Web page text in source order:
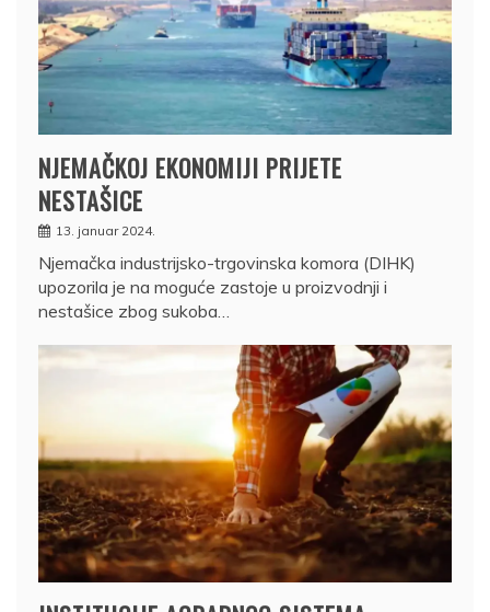
NJEMAČKOJ EKONOMIJI PRIJETE
NESTAŠICE
13. januar 2024.
Njemačka industrijsko-trgovinska komora (DIHK)
upozorila je na moguće zastoje u proizvodnji i
nestašice zbog sukoba…